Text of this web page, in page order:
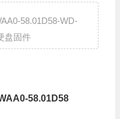
58.01D58-WD-
盘固件
58.01D58